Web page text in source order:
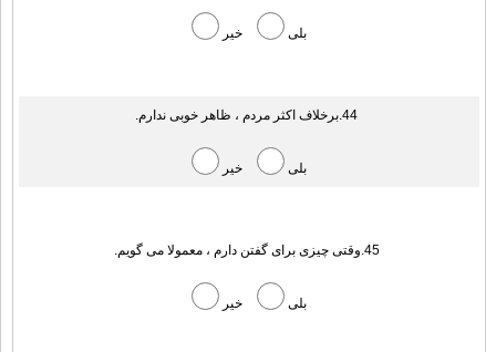
بلی خیر
44.برخلاف اکثر مردم ، ظاهر خوبی ندارم.
بلی خیر
45.وقتی چیزی برای گفتن دارم ، معمولا می گویم.
بلی خیر